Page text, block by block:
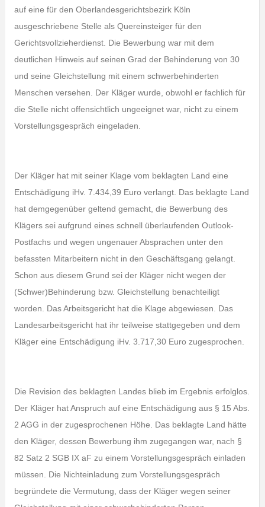
auf eine für den Oberlandesgerichtsbezirk Köln
ausgeschriebene Stelle als Quereinsteiger für den
Gerichtsvollzieherdienst. Die Bewerbung war mit dem
deutlichen Hinweis auf seinen Grad der Behinderung von 30
und seine Gleichstellung mit einem schwerbehinderten
Menschen versehen. Der Kläger wurde, obwohl er fachlich für
die Stelle nicht offensichtlich ungeeignet war, nicht zu einem
Vorstellungsgespräch eingeladen.
Der Kläger hat mit seiner Klage vom beklagten Land eine
Entschädigung iHv. 7.434,39 Euro verlangt. Das beklagte Land
hat demgegenüber geltend gemacht, die Bewerbung des
Klägers sei aufgrund eines schnell überlaufenden Outlook-
Postfachs und wegen ungenauer Absprachen unter den
befassten Mitarbeitern nicht in den Geschäftsgang gelangt.
Schon aus diesem Grund sei der Kläger nicht wegen der
(Schwer)Behinderung bzw. Gleichstellung benachteiligt
worden. Das Arbeitsgericht hat die Klage abgewiesen. Das
Landesarbeitsgericht hat ihr teilweise stattgegeben und dem
Kläger eine Entschädigung iHv. 3.717,30 Euro zugesprochen.
Die Revision des beklagten Landes blieb im Ergebnis erfolglos.
Der Kläger hat Anspruch auf eine Entschädigung aus § 15 Abs.
2 AGG in der zugesprochenen Höhe. Das beklagte Land hätte
den Kläger, dessen Bewerbung ihm zugegangen war, nach §
82 Satz 2 SGB IX aF zu einem Vorstellungsgespräch einladen
müssen. Die Nichteinladung zum Vorstellungsgespräch
begründete die Vermutung, dass der Kläger wegen seiner